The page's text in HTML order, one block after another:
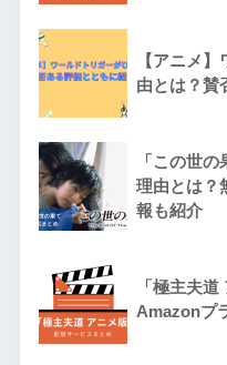
【アニメ
由とは？賛
「この世
理由とは？
報も紹介
「極主夫
Amazonプ